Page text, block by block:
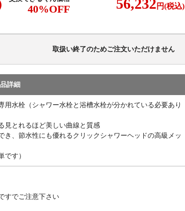
40%OFF 56,232 円(税込)
取扱い終了のためご注文いただけません
詳細
用水栓（シャワー水栓と浴槽水栓が分かれている必要あり
見とれるほど美しい曲線と質感
き、節水性にも優れるクリックシャワーヘッドの高級メッ
です）
すでご注意下さい